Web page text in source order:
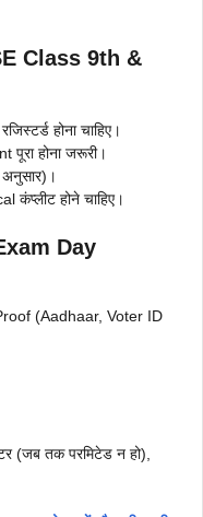
Class 9th &
होना चाहिए।
होना जरूरी।
होने चाहिए।
Day
(Aadhaar, Voter ID
(जब तक परमिटेड न हो),